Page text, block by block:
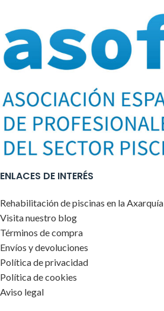
ENLACES DE INTERÉS
Rehabilitación de piscinas en la Axarquía
Visita nuestro blog
Términos de compra
Envíos y devoluciones
Política de privacidad
Política de cookies
Aviso legal